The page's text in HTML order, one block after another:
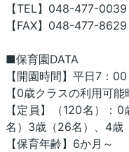
【TEL】048-477-0039
【FAX】048-477-8629
■保育園DATA
【開園時間】平日7：
【0歳クラスの利用可
【定員】（120名）：
名）3歳（26名）、4歳
【保育年齢】6か月～